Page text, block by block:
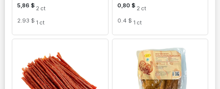
5,86 $ 2 ct
2.93 $ 1 ct
0,80 $ 2 ct
0.4 $ 1 ct